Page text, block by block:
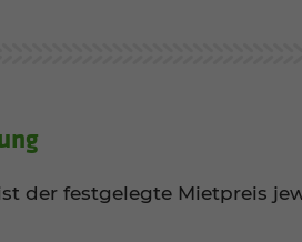
der festgelegte Mietpreis